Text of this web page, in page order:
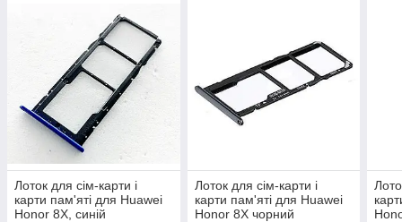
Лоток для сім-карти і
карти пам'яті для Huawei
Honor 8X, синій
Лоток для сім-карти і
карти пам'яті для Huawei
Honor 8X чорний